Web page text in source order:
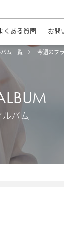
くある質問 お問
ム一覧 今週のフ
バム